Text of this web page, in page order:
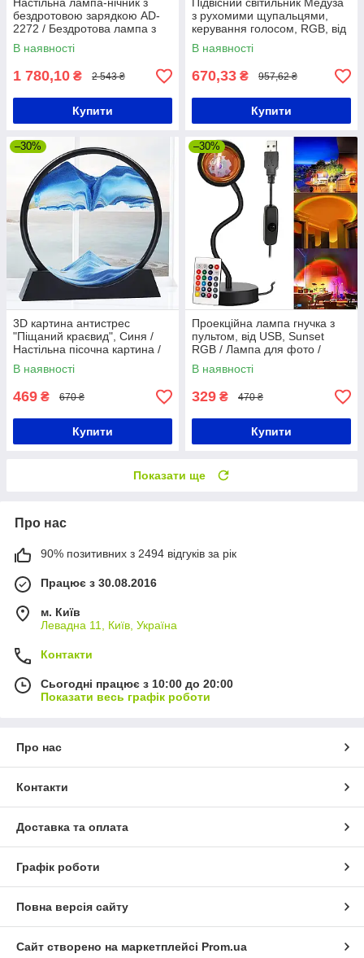
бездротовою зарядкою AD-
2272 / Бездротова лампа з
колонкою та будильником
В наявності
1 780,10 ₴ 2 543 ₴
Купити
з рухомими щупальцями,
керування голосом, RGB, від
USB / Підвісний нічник
В наявності
670,33 ₴ 957,62 ₴
Купити
–30%
3D картина антистрес
"Піщаний краєвид", Синя /
Настільна пісочна картина /
Антистрес в кімнату
В наявності
469 ₴ 670 ₴
Купити
–30%
Проекційна лампа гнучка з
пультом, від USB, Sunset
RGB / Лампа для фото /
Лампа-захід сонця
В наявності
329 ₴ 470 ₴
Купити
Показати ще
Про нас
90% позитивних з 2494 відгуків за рік
Працює з 30.08.2016
м. Київ
Левадна 11, Київ, Україна
Контакти
Сьогодні працює з 10:00 до 20:00
Показати весь графік роботи
Про нас
Контакти
Доставка та оплата
Графік роботи
Повна версія сайту
Сайт створено на маркетплейсі Prom.ua